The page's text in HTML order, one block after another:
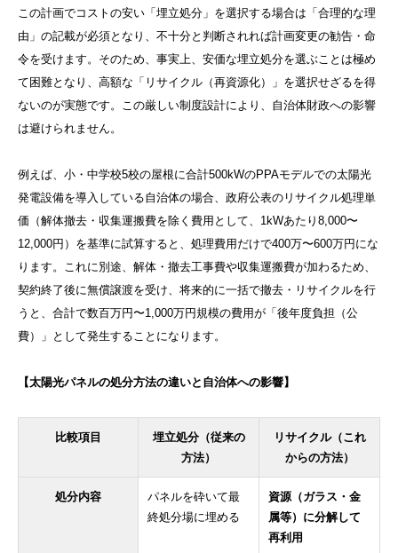
この計画でコストの安い「埋立処分」を選択する場合は「合理的な理
由」の記載が必須となり、不十分と判断されれば計画変更の勧告・命
令を受けます。そのため、事実上、安価な埋立処分を選ぶことは極め
て困難となり、高額な「リサイクル（再資源化）」を選択せざるを得
ないのが実態です。この厳しい制度設計により、自治体財政への影響
は避けられません。
例えば、小・中学校5校の屋根に合計500kWのPPAモデルでの太陽光
発電設備を導入している自治体の場合、政府公表のリサイクル処理単
価（解体撤去・収集運搬費を除く費用として、1kWあたり8,000〜
12,000円）を基準に試算すると、処理費用だけで400万〜600万円にな
ります。これに別途、解体・撤去工事費や収集運搬費が加わるため、
契約終了後に無償譲渡を受け、将来的に一括で撤去・リサイクルを行
うと、合計で数百万円〜1,000万円規模の費用が「後年度負担（公
費）」として発生することになります。
【太陽光パネルの処分方法の違いと自治体への影響】
比較項目
埋立処分（従来の
方法）
リサイクル（これ
からの方法）
処分内容
パネルを砕いて最
終処分場に埋める
資源（ガラス・金
属等）に分解して
再利用